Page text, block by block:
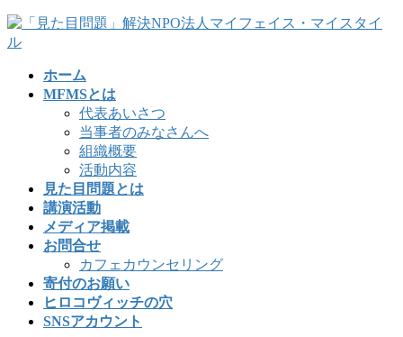
コ
ン
ナ
ビ
ホーム
MFMSとは
代表あいさつ
当事者のみなさんへ
組織概要
活動内容
見た目問題とは
講演活動
メディア掲載
お問合せ
カフェカウンセリング
寄付のお願い
ヒロコヴィッチの穴
SNSアカウント